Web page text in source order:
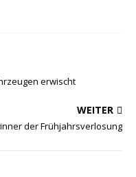
erwischt
WEITER
der Frühjahrsverlosung